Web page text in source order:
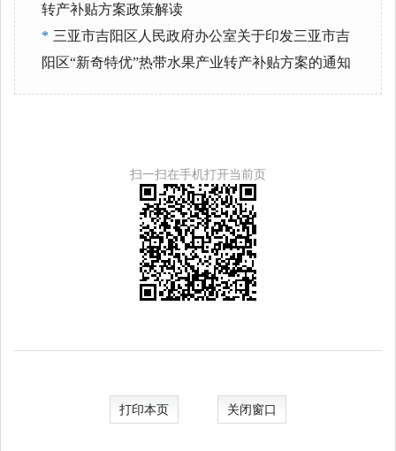
转产补贴方案政策解读
* 三亚市吉阳区人民政府办公室关于印发三亚市吉
阳区“新奇特优”热带水果产业转产补贴方案的通知
扫一扫在手机打开当前页
打印本页 关闭窗口